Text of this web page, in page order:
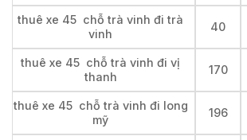
thuê xe 45 chỗ trà vinh đi trà
vinh
40
thuê xe 45 chỗ trà vinh đi vị
thanh
170
thuê xe 45 chỗ trà vinh đi long
mỹ
196